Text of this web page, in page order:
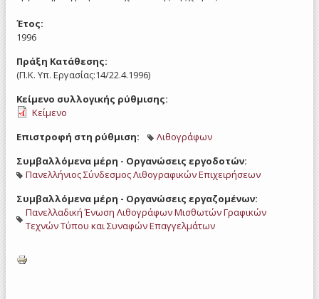
Έτος:
1996
Πράξη Κατάθεσης:
(Π.Κ. Υπ. Εργασίας:14/22.4.1996)
Κείμενο συλλογικής ρύθμισης:
Κείμενο
Επιστροφή στη ρύθμιση:
Λιθογράφων
Συμβαλλόμενα μέρη - Οργανώσεις εργοδοτών:
Πανελλήνιος Σύνδεσμος Λιθογραφικών Επιχειρήσεων
Συμβαλλόμενα μέρη - Οργανώσεις εργαζομένων:
Πανελλαδική Ένωση Λιθογράφων Μισθωτών Γραφικών
Τεχνών Τύπου και Συναφών Επαγγελμάτων